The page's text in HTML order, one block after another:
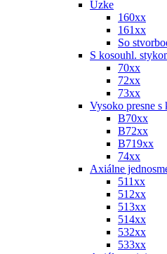
Úzke
160xx
161xx
So
S kosouhl.
70xx
72xx
73xx
Vysoko presne
B70xx
B72xx
B719xx
74xx
Axiálne
511xx
512xx
513xx
514xx
532xx
533xx